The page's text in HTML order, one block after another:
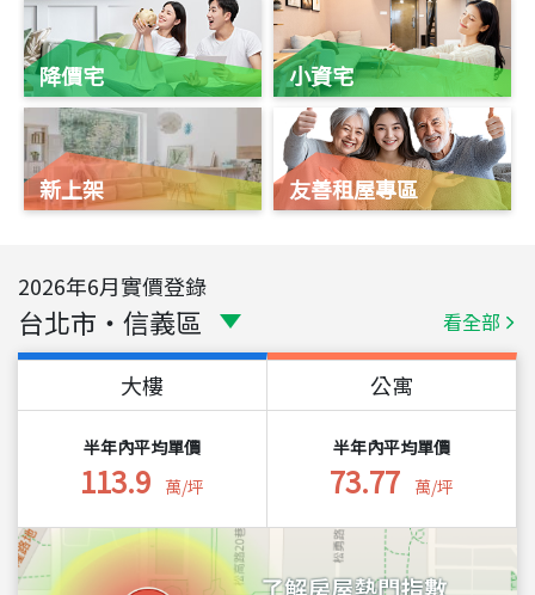
降價宅
新上架
小資宅
友善租屋專區
2026年6月實價登錄
台北市 ・ 信義區 看全部
大樓
半年內平均單價
113.9 萬/坪
公寓
半年內平均單價
73.77 萬/坪